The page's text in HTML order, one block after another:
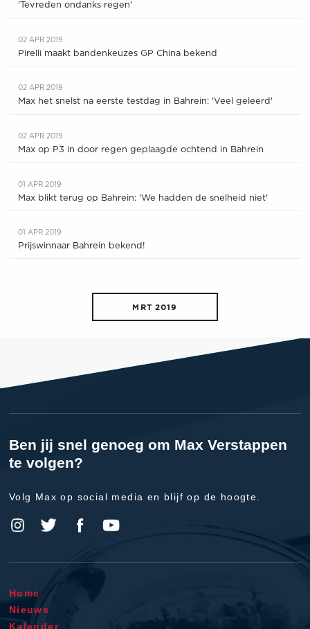
'Tevreden ondanks regen'
02 APR 2019
Pirelli maakt bandenkeuzes GP China bekend
02 APR 2019
Max het snelst na eerste testdag in Bahrein: 'Veel geleerd'
02 APR 2019
Max op P3 in door regen geplaagde ochtend in Bahrein
01 APR 2019
Max blikt terug op Bahrein: 'We hadden de snelheid niet'
01 APR 2019
Prijswinnaar Bahrein bekend!
MRT 2019
Ben jij snel genoeg om Max Verstappen
te volgen?
Volg Max op social media en blijf op de hoogte.
Home
Nieuws
Kalender